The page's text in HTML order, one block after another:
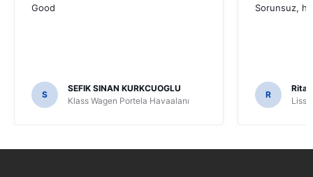
Good
S
SEFIK SINAN KURKCUOGLU
Klass Wagen Portela Havaalanı
Sorunsuz,
R
Rita